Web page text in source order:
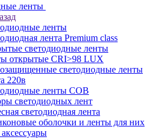
ленты
ленты
лента Premium class
светодиодные ленты
открытые CRI>98 LUX
светодиодные ленты
220в
ленты COB
светодиодных лент
светодиодная лента
оболочки и ленты для них